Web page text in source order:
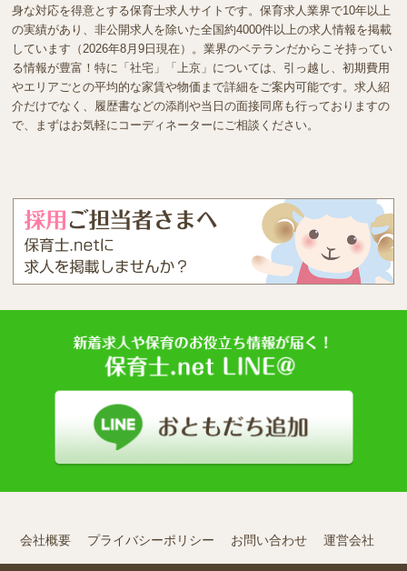
身な対応を得意とする保育士求人サイトです。保育求人業界で10年以上
の実績があり、非公開求人を除いた全国約4000件以上の求人情報を掲載
しています（2026年8月9日現在）。業界のベテランだからこそ持ってい
る情報が豊富！特に「社宅」「上京」については、引っ越し、初期費用
やエリアごとの平均的な家賃や物価まで詳細をご案内可能です。求人紹
介だけでなく、履歴書などの添削や当日の面接同席も行っておりますの
で、まずはお気軽にコーディネーターにご相談ください。
会社概要 プライバシーポリシー お問い合わせ 運営会社